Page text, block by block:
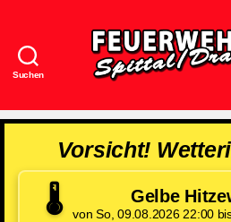
Suchen
Vorsicht!
🌡️ Gelbe
von So, 09.08.2026 22:00